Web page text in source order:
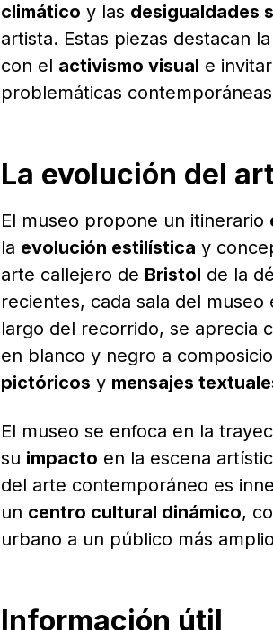
climático y las desigualdades
artista. Estas piezas destacan
con el activismo visual e
problemáticas
La evolución del
El museo propone un itinerario
la evolución estilística y
arte callejero de Bristol de la
recientes, cada sala del museo
largo del recorrido, se aprecia
en blanco y negro a
pictóricos y mensajes
El museo se enfoca en la
su impacto en la escena
del arte contemporáneo es
un centro cultural dinámico,
urbano a un público más
Información útil